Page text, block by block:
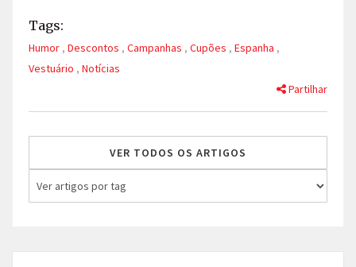
Tags:
Humor , Descontos , Campanhas , Cupões , Espanha ,
Vestuário , Notícias
Partilhar
VER TODOS OS ARTIGOS